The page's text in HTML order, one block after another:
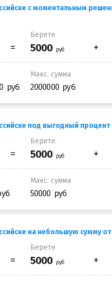
с моментальным
Берете
Макс. сумма
2000000
под выгодный
Берете
Макс. сумма
50000
на небольшую сумму
Берете